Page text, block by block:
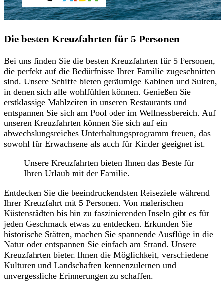
Die besten Kreuzfahrten für 5 Personen
Bei uns finden Sie die besten Kreuzfahrten für 5 Personen,
die perfekt auf die Bedürfnisse Ihrer Familie zugeschnitten
sind. Unsere Schiffe bieten geräumige Kabinen und Suiten,
in denen sich alle wohlfühlen können. Genießen Sie
erstklassige Mahlzeiten in unseren Restaurants und
entspannen Sie sich am Pool oder im Wellnessbereich. Auf
unseren Kreuzfahrten können Sie sich auf ein
abwechslungsreiches Unterhaltungsprogramm freuen, das
sowohl für Erwachsene als auch für Kinder geeignet ist.
Unsere Kreuzfahrten bieten Ihnen das Beste für
Ihren Urlaub mit der Familie.
Entdecken Sie die beeindruckendsten Reiseziele während
Ihrer Kreuzfahrt mit 5 Personen. Von malerischen
Küstenstädten bis hin zu faszinierenden Inseln gibt es für
jeden Geschmack etwas zu entdecken. Erkunden Sie
historische Stätten, machen Sie spannende Ausflüge in die
Natur oder entspannen Sie einfach am Strand. Unsere
Kreuzfahrten bieten Ihnen die Möglichkeit, verschiedene
Kulturen und Landschaften kennenzulernen und
unvergessliche Erinnerungen zu schaffen.